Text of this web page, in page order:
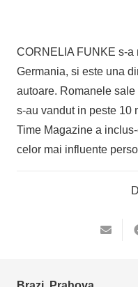
CORNELIA FUNKE s-a
Germania, si este una
autoare. Romanele
s-au vandut in peste 10
Time Magazine a
celor mai influente